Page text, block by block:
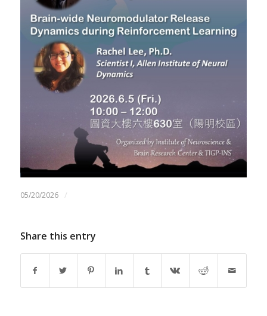
05/20/2026 /
Share this entry